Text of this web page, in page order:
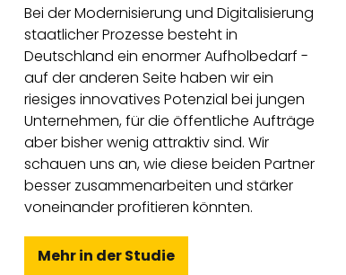
Bei der Modernisierung und Digitalisierung
staatlicher Prozesse besteht in
Deutschland ein enormer Aufholbedarf -
auf der anderen Seite haben wir ein
riesiges innovatives Potenzial bei jungen
Unternehmen, für die öffentliche Aufträge
aber bisher wenig attraktiv sind. Wir
schauen uns an, wie diese beiden Partner
besser zusammenarbeiten und stärker
voneinander profitieren könnten.
Mehr in der Studie